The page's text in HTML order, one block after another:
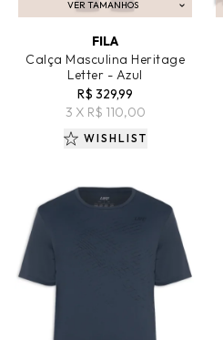
VER TAMANHOS
ADICIONAR AO CARRINHO
FILA
Calça Masculina Heritage
Letter - Azul
R$ 329,99
3 X R$ 110,00
WISHLIST